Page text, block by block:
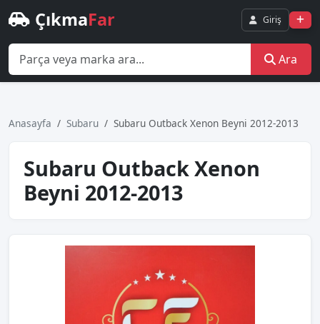
ÇıkmaFar Giriş
Ara
Anasayfa Subaru Subaru Outback Xenon Beyni 2012-2013
Subaru Outback Xenon
Beyni 2012-2013